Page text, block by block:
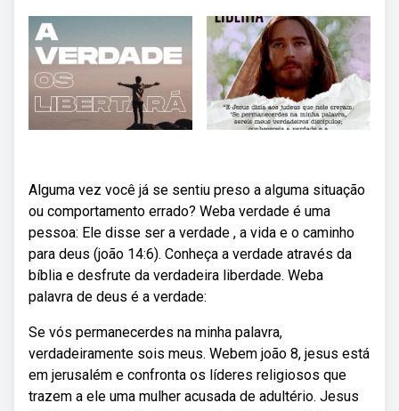
Alguma vez você já se sentiu preso a alguma situação
ou comportamento errado? Weba verdade é uma
pessoa: Ele disse ser a verdade , a vida e o caminho
para deus (joão 14:6). Conheça a verdade através da
bíblia e desfrute da verdadeira liberdade. Weba
palavra de deus é a verdade:
Se vós permanecerdes na minha palavra,
verdadeiramente sois meus. Webem joão 8, jesus está
em jerusalém e confronta os líderes religiosos que
trazem a ele uma mulher acusada de adultério. Jesus